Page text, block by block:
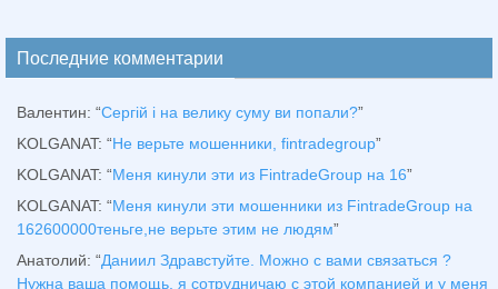
Последние комментарии
Валентин: “Сергій і на велику суму ви попали?”
KOLGANAT: “Не верьте мошенники, fintradegroup”
KOLGANAT: “Меня кинули эти из FintradeGroup на 16”
KOLGANAT: “Меня кинули эти мошенники из FintradeGroup на
162600000теньге,не верьте этим не людям”
Анатолий: “Даниил Здравстуйте. Можно с вами связаться ?
Нужна ваша помощь, я сотрудничаю с этой компанией и у меня